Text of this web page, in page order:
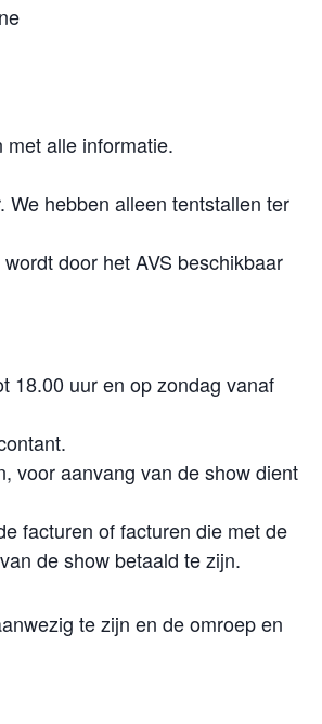
alle informatie.
hebben alleen tentstallen ter
door het AVS beschikbaar
18.00 uur en op zondag vanaf
voor aanvang van de show dient
facturen of facturen die met de
de show betaald te zijn.
te zijn en de omroep en